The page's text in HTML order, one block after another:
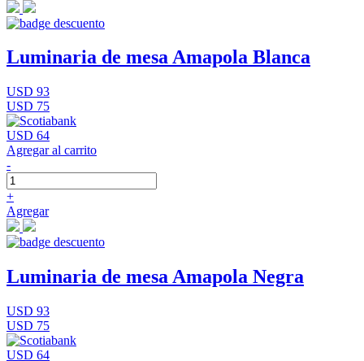
Luminaria de mesa Amapola Blanca
USD 93
USD 75
USD 64
Agregar al carrito
-
+
Agregar
Luminaria de mesa Amapola Negra
USD 93
USD 75
USD 64